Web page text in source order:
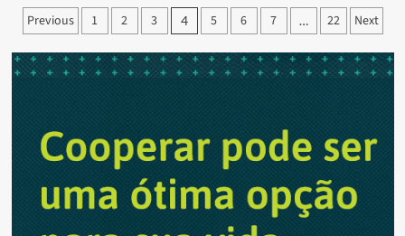
deve
colher
26,7
milhões
de
Paginação
de
posts
Previous 1 2 3 4 5 6 7 … 22 Next